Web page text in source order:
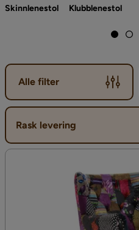
Skinnlenestol Klubblenestol
Alle filter
Rask levering